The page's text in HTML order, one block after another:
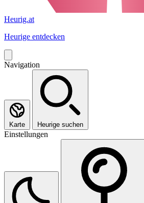
Heurig.at
Heurige entdecken
Navigation
Karte Heurige suchen
Einstellungen